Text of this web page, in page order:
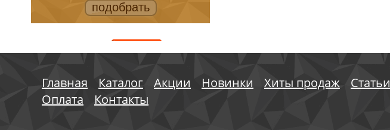
АКЦИИ
Главная Каталог Акции Новинки Хиты продаж Статьи
Оплата
Контакты